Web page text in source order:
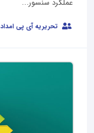
عملکرد سنسور...
تحریریه آی پی امداد